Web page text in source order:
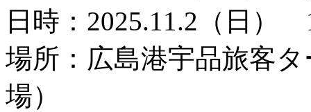
日時：2025.11.2（日）
場所：広島港宇品旅客
場）